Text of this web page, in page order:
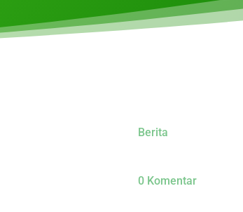
Berita
0 Komentar